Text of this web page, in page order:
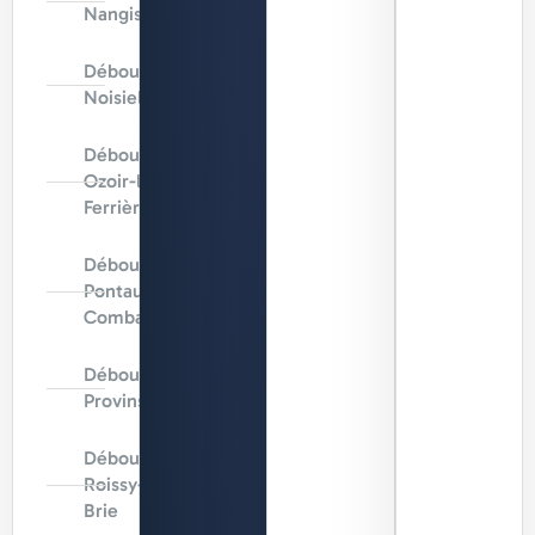
Nangis
Débouchage
Noisiel
Débouchage
Ozoir-la-
Ferrière
Débouchage
Pontault-
Combault
Débouchage
Provins
Débouchage
Roissy-en-
Brie